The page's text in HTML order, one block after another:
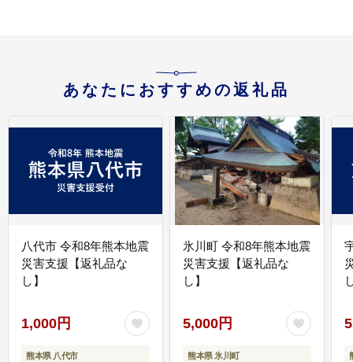
あなたにおすすめの返礼品
八代市 令和8年熊本地震
災害支援【返礼品な
し】
1,000円
熊本県 八代市
氷川町 令和8年熊本地震
災害支援【返礼品な
し】
5,000円
熊本県 氷川町